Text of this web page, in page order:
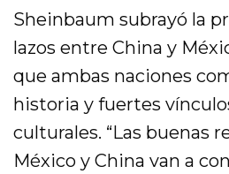
Sheinbaum subrayó la
lazos entre China y
que ambas naciones
historia y fuertes
culturales. “Las buenas
México y China van a